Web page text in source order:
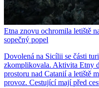
Etna znovu ochromila letiště
sopečný popel
Dovolená na Sicílii se části
zkomplikovala. Aktivita Etny
prostoru nad Catanií a letiště
provoz. Cestující mají před